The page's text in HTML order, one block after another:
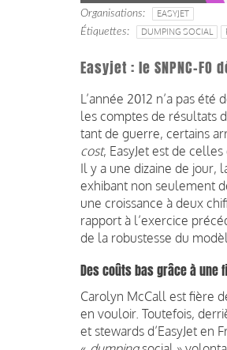
Organisations
EASYJET
Étiquettes
DUMPING SOCIAL
Easyjet : le SNPNC-
L’année 2012 n’a pas
les comptes de résultats
tant de guerre, certains
cost, EasyJet est de
Il y a une dizaine de jour,
exhibant non seulement
une croissance à deux
rapport à l’exercice
de la robustesse du
Des coûts bas grâce à une
Carolyn McCall est fière
en vouloir. Toutefois,
et stewards d’EasyJet en